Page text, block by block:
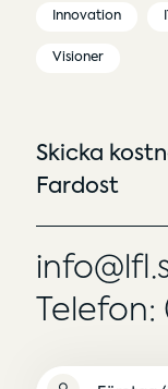
Innovation
Visioner
Skicka
Fardost
Namn